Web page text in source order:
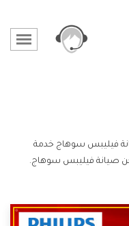
فيليبس سوهاج خدمة
صيانة فيليبس سوهاج.